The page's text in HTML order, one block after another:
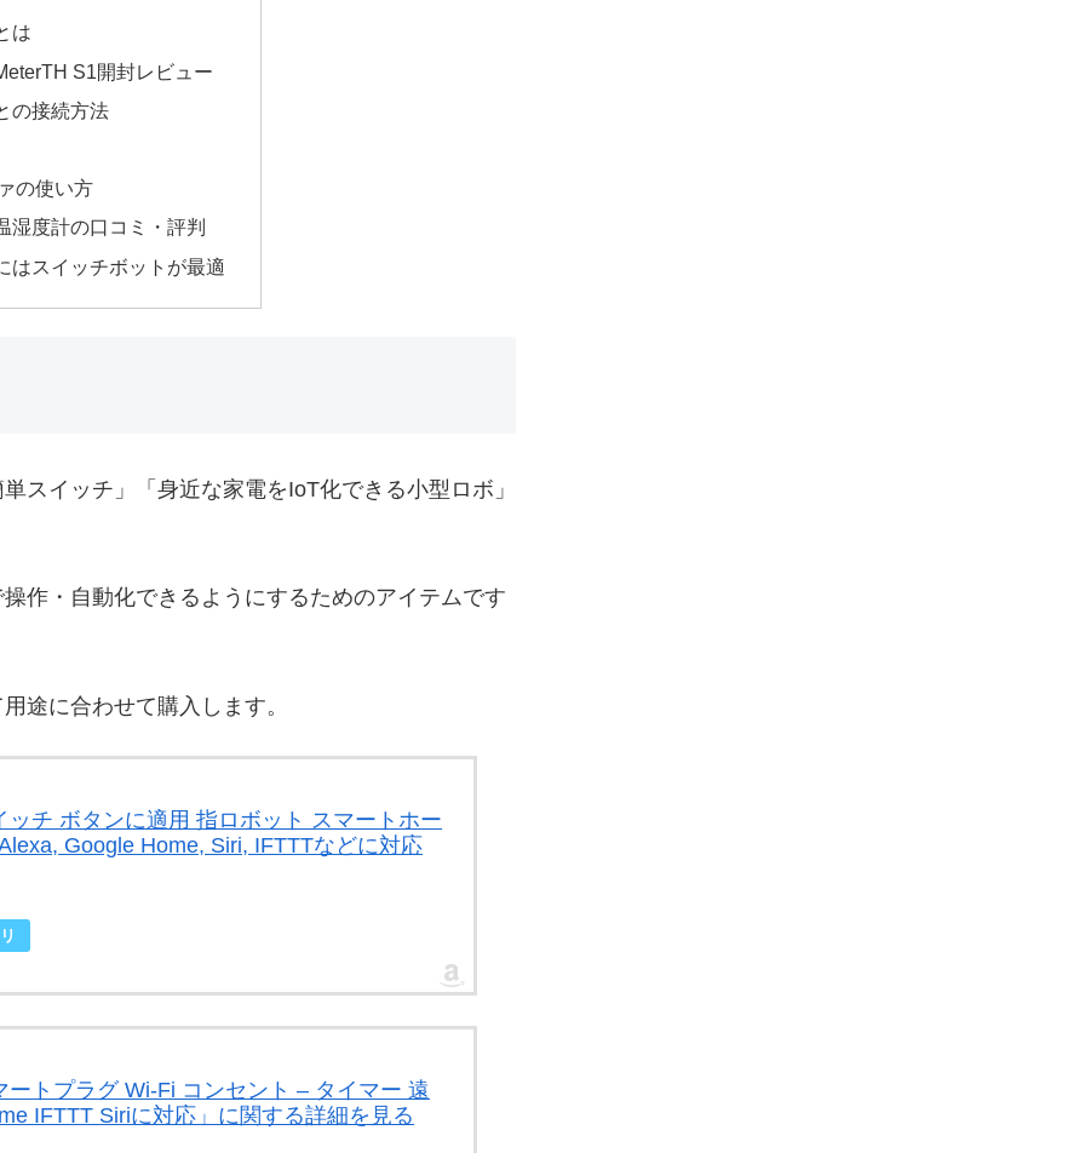
は
S1開封レビュー
の接続方法
の使い方
湿度計の口コミ・評判
はスイッチボットが最適
スイッチ」「身近な家電をIoT化できる小型ロボ」
作・自動化できるようにするためのアイテムです
途に合わせて購入します。
チ ボタンに適用 指ロボット スマートホー
Google Home, Siri, IFTTTなどに対応
トプラグ Wi-Fi コンセント – タイマー 遠
IFTTT Siriに対応」に関する詳細を見る